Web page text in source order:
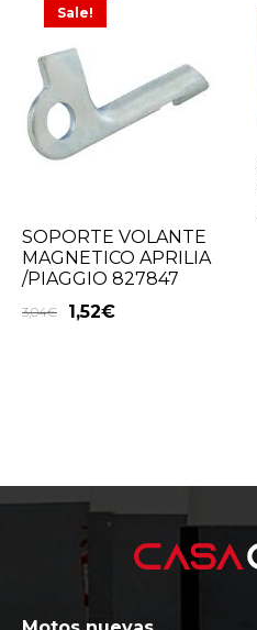
Sale!
SOPORTE VOLANTE
MAGNETICO APRILIA
/PIAGGIO 827847
3,04€ 1,52€